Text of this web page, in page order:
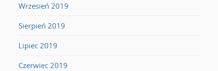
Wrzesień 2019
Sierpień 2019
Lipiec 2019
Czerwiec 2019